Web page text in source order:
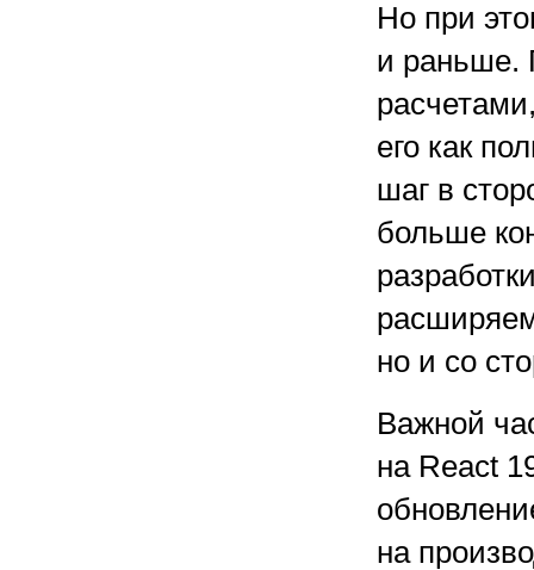
Но при
и раньше.
его как
шаг в
больше
но и со
Важной
на React
на